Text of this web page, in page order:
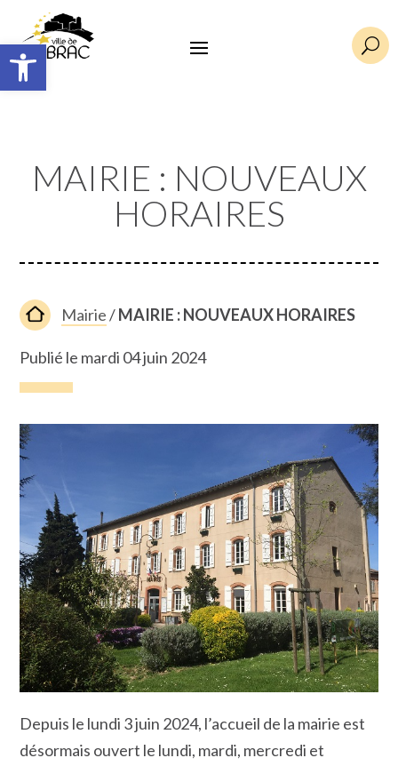
Ouvrir la barre d’outils U
MAIRIE : NOUVEAUX
HORAIRES
Mairie/MAIRIE : NOUVEAUX HORAIRES
Publié le mardi 04 juin 2024
Depuis le lundi 3 juin 2024, l’accueil de la mairie est
désormais ouvert le lundi, mardi, mercredi et